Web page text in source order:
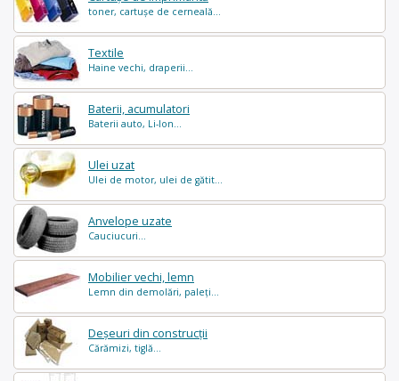
toner, cartușe de cerneală...
Textile
Haine vechi, draperii...
Baterii, acumulatori
Baterii auto, Li-Ion...
Ulei uzat
Ulei de motor, ulei de gătit...
Anvelope uzate
Cauciucuri...
Mobilier vechi, lemn
Lemn din demolări, paleți...
Deșeuri din construcții
Cărămizi, tiglă...